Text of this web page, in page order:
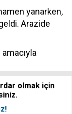
yanarken,
Arazide
olmak için